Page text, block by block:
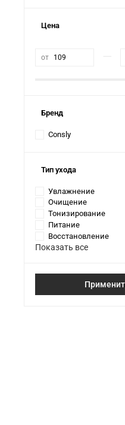
Цена
от
Бренд
Consly
Тип ухода
Увлажнение
Очищение
Тонизирование
Питание
Восстановление
Показать все